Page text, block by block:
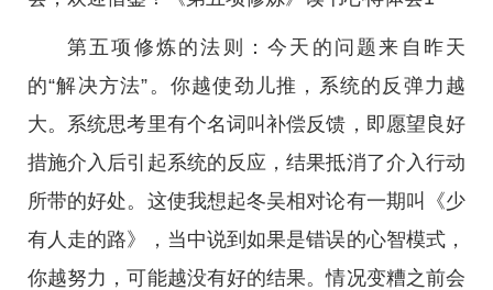
第五项修炼的法则：今天的问题来自昨天
的“解决方法”。你越使劲儿推，系统的反弹力越
大。系统思考里有个名词叫补偿反馈，即愿望良好
措施介入后引起系统的反应，结果抵消了介入行动
所带的好处。这使我想起冬吴相对论有一期叫《少
有人走的路》，当中说到如果是错误的心智模式，
你越努力，可能越没有好的结果。情况变糟之前会